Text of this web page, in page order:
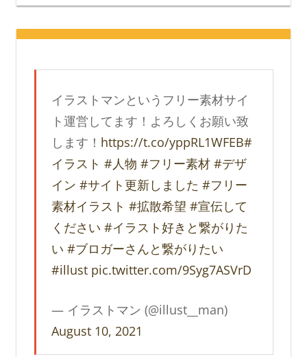
イラストマンというフリー素材サイ
ト運営してます！よろしくお願い致
します！ https://t.co/yppRL1WFEB#
イラスト #人物 #フリー素材 #デザ
イン #サイト更新しました #フリー
素材イラスト #拡散希望 #宣伝して
ください #イラスト好きと繋がりた
い #ブロガーさんと繋がりたい
#illust pic.twitter.com/9Syg7ASVrD
— イラストマン (@illust__man)
August 10, 2021